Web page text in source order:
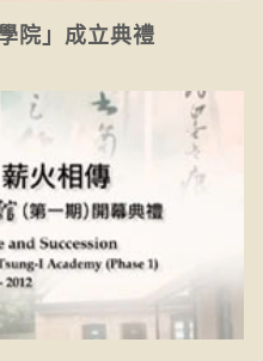
院」成立典禮